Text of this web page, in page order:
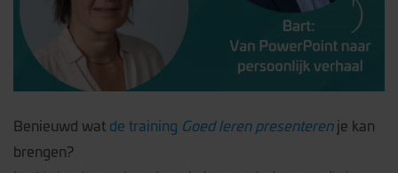
Benieuwd wat de training Goed leren presenterenje kan
brengen?